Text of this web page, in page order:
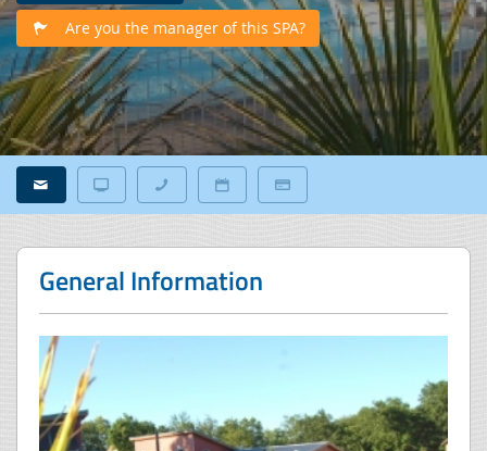
Are you the manager of this SPA?
General Information